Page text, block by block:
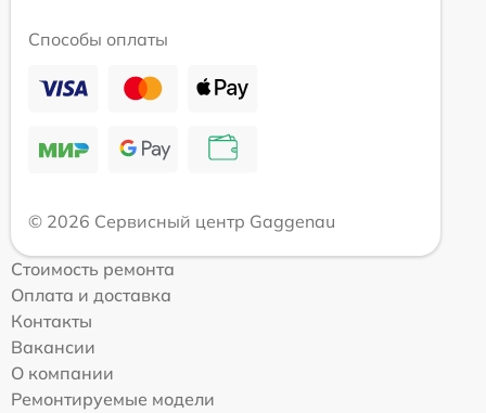
Способы оплаты
© 2026 Сервисный центр Gaggenau
Стоимость ремонта
Оплата и доставка
Контакты
Вакансии
О компании
Ремонтируемые модели